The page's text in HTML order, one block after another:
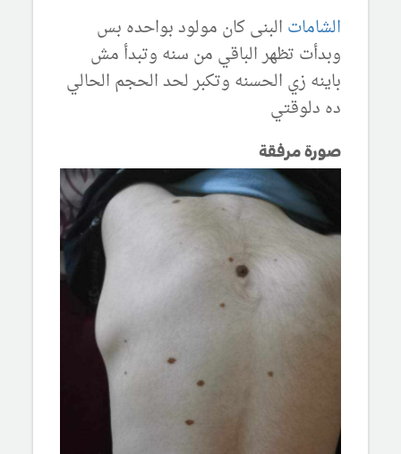
الشامات البنى كان مولود بواحده بس
وبدأت تظهر الباقي من سنه وتبدأ مش
باينه زي الحسنه وتكبر لحد الحجم الحالي
ده دلوقتي
صورة مرفقة